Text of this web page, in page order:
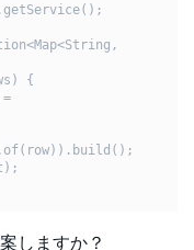
しますか？